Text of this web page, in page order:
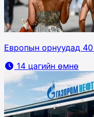
Европын орнуудад
14 цагийн өмнө